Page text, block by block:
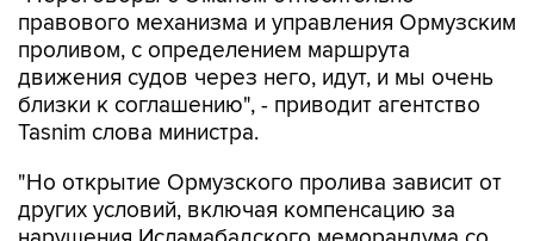
правового механизма и управления Ормузским
проливом, с определением маршрута
движения судов через него, идут, и мы очень
близки к соглашению", - приводит агентство
Tasnim слова министра.
"Но открытие Ормузского пролива зависит от
других условий, включая компенсацию за